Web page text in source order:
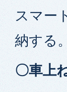
スマー
納する。
〇車上